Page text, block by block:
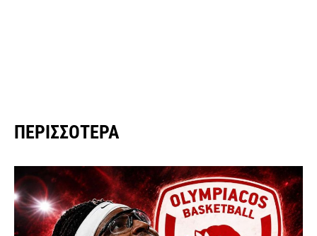
ΠΕΡΙΣΣΌΤΕΡΑ